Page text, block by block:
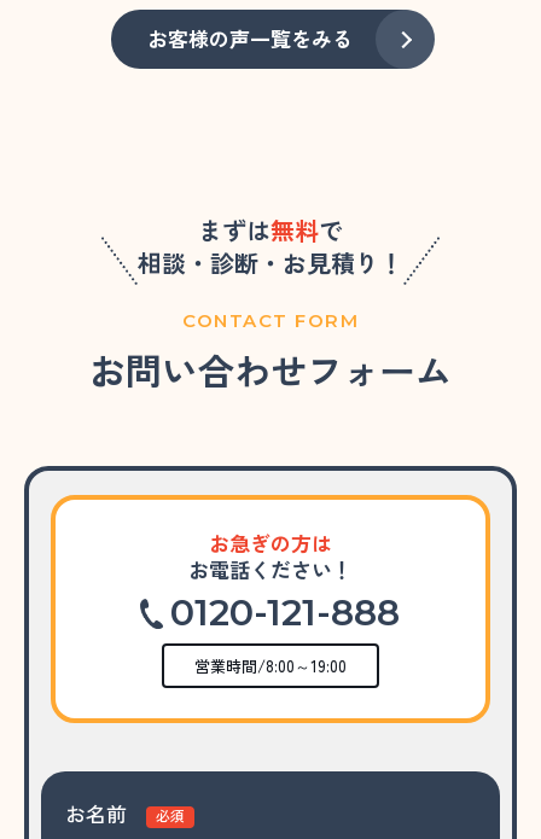
お客様の声一覧をみる
まずは無料で
相談・診断・お見積り！
CONTACT FORM
お問い合わせフォーム
お急ぎの方は
お電話ください！
0120-121-888
営業時間/8:00～19:00
お名前 必須